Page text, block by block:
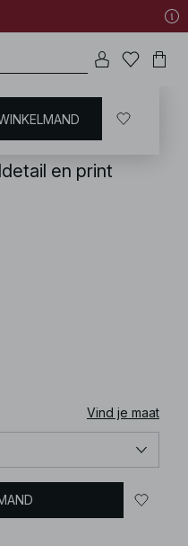
Beugelbikini's
en print
Vind je maat